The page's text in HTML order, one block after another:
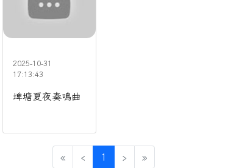
2025-10-31
17:13:43
埤塘夏夜奏鳴曲
« ‹ 1 (current)
› »